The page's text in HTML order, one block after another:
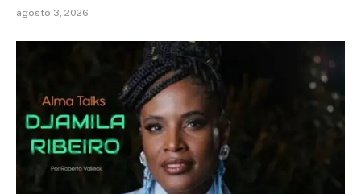
agosto 3, 2026